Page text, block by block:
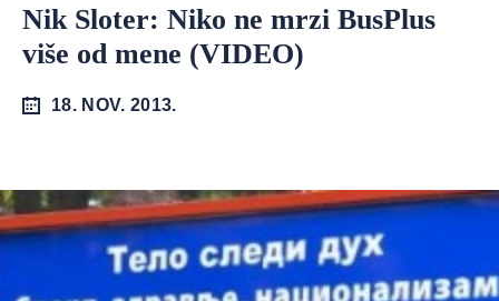
Nik Sloter: Niko ne mrzi BusPlus
više od mene (VIDEO)
18. NOV. 2013.